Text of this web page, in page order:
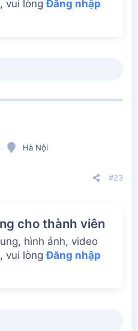
vui lòngĐăng nhập
Hà Nội
#23
cho thành viên
hình ảnh, video
vui lòngĐăng nhập